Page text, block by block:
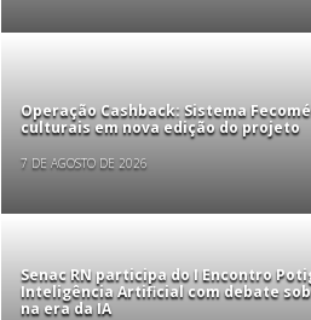
Operação Cashback: Sistema
culturais em nova edição do projeto
7 DE AGOSTO DE 2026
Senac RN participa do I Encontro
Inteligência Artificial com debate
na era da IA